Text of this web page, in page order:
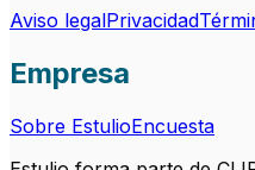
Aviso legalPrivacidad
Empresa
Sobre EstulioEncuesta